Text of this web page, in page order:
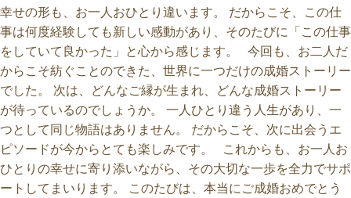
幸せの形も、お一人おひとり違います。 だからこそ、この仕
事は何度経験しても新しい感動があり、そのたびに「この仕事
をしていて良かった」と心から感じます。 今回も、お二人だ
からこそ紡ぐことのできた、世界に一つだけの成婚ストーリー
でした。 次は、どんなご縁が生まれ、どんな成婚ストーリー
が待っているのでしょうか。 一人ひとり違う人生があり、一
つとして同じ物語はありません。 だからこそ、次に出会うエ
ピソードが今からとても楽しみです。 これからも、お一人お
ひとりの幸せに寄り添いながら、その大切な一歩を全力でサポ
ートしてまいります。 このたびは、本当にご成婚おめでとう